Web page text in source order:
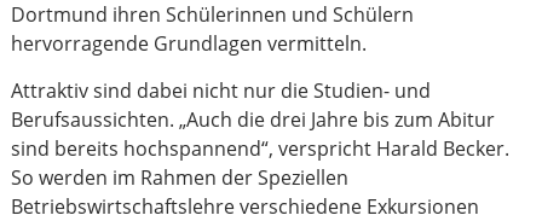
Dortmund ihren Schülerinnen und Schülern
hervorragende Grundlagen vermitteln.
Attraktiv sind dabei nicht nur die Studien- und
Berufsaussichten. „Auch die drei Jahre bis zum Abitur
sind bereits hochspannend“, verspricht Harald Becker.
So werden im Rahmen der Speziellen
Betriebswirtschaftslehre verschiedene Exkursionen